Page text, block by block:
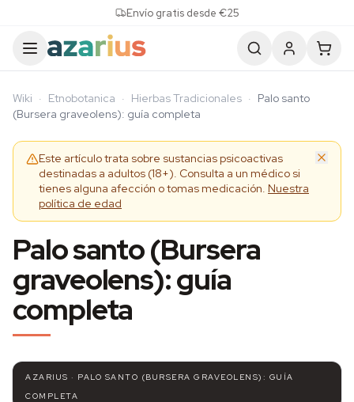
Envío gratis desde €25
Wiki · Etnobotanica · Hierbas Tradicionales · Palo santo
(Bursera graveolens): guía completa
Este artículo trata sobre sustancias psicoactivas
destinadas a adultos (18+). Consulta a un médico si
tienes alguna afección o tomas medicación. Nuestra
política de edad
Palo santo (Bursera
graveolens): guía
completa
AZARIUS · PALO SANTO (BURSERA GRAVEOLENS): GUÍA
COMPLETA